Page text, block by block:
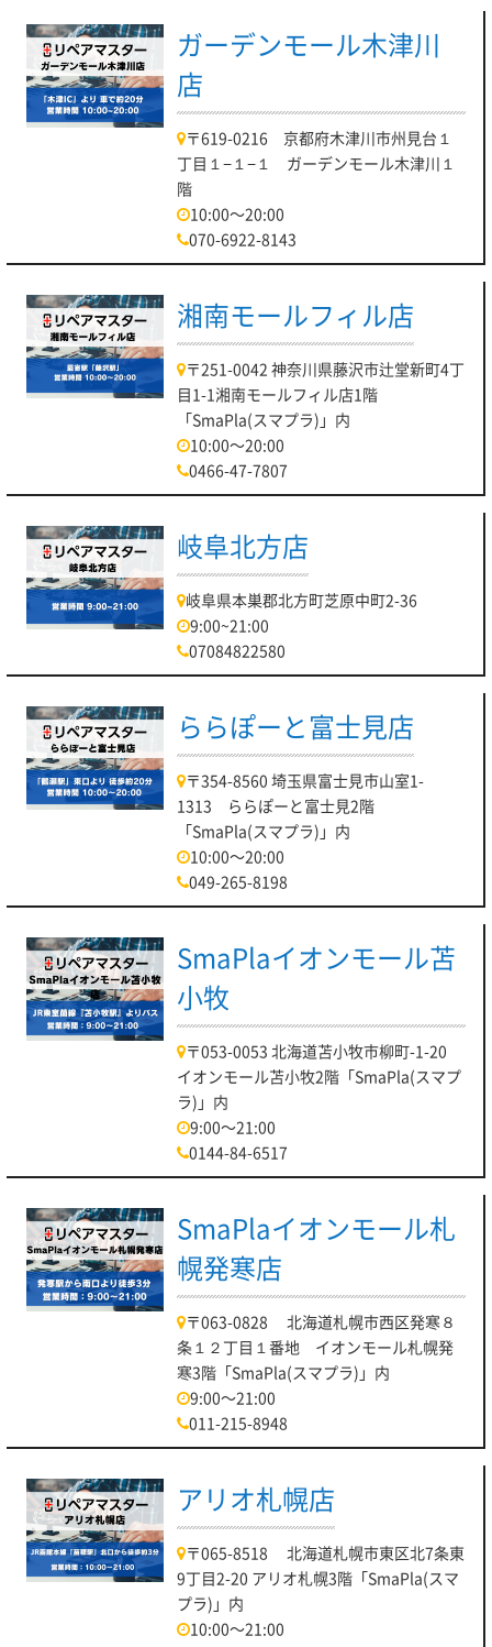
ガーデンモール木津川
店
〒619-0216 京都府木津川市州見台１
丁目１−１−１ ガーデンモール木津川１
階
10:00～20:00
070-6922-8143
湘南モールフィル店
〒251-0042 神奈川県藤沢市辻堂新町4丁
目1-1湘南モールフィル店1階
「SmaPla(スマプラ)」内
10:00～20:00
0466-47-7807
岐阜北方店
岐阜県本巣郡北方町芝原中町2-36
9:00~21:00
07084822580
ららぽーと富士見店
〒354-8560 埼玉県富士見市山室1-
1313 ららぽーと富士見2階
「SmaPla(スマプラ)」内
10:00～20:00
049-265-8198
SmaPlaイオンモール苫
小牧
〒053-0053 北海道苫小牧市柳町-1-20
イオンモール苫小牧2階「SmaPla(スマプ
ラ)」内
9:00～21:00
0144-84-6517
SmaPlaイオンモール札
幌発寒店
〒063-0828 北海道札幌市西区発寒８
条１２丁目１番地 イオンモール札幌発
寒3階「SmaPla(スマプラ)」内
9:00～21:00
011-215-8948
アリオ札幌店
〒065-8518 北海道札幌市東区北7条東
9丁目2-20 アリオ札幌3階「SmaPla(スマ
プラ)」内
10:00～21:00